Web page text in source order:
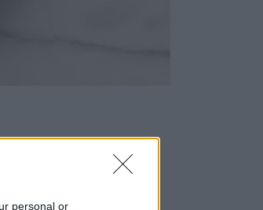
personal or